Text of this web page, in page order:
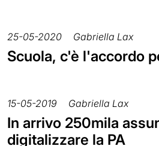
25-05-2020 Gabriella Lax
Scuola, c'è l'accordo
15-05-2019 Gabriella Lax
In arrivo 250mila
digitalizzare la PA